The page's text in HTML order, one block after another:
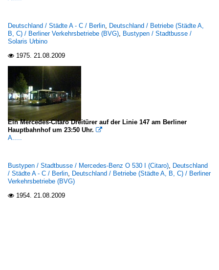
Deutschland / Städte A - C / Berlin, Deutschland / Betriebe (Städte A,
B, C) / Berliner Verkehrsbetriebe (BVG), Bustypen / Stadtbusse /
Solaris Urbino
 1975. 21.08.2009
Ein Mercedes-Citaro Dreitürer auf der Linie 147 am Berliner
Hauptbahnhof um 23:50 Uhr. 
A.....
Bustypen / Stadtbusse / Mercedes-Benz O 530 I (Citaro), Deutschland
/ Städte A - C / Berlin, Deutschland / Betriebe (Städte A, B, C) / Berliner
Verkehrsbetriebe (BVG)
 1954. 21.08.2009